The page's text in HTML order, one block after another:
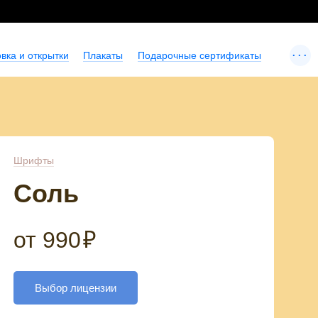
и открытки Плакаты Подарочные сертификаты ...
Шрифты
Соль
от 990₽
Выбор лицензии